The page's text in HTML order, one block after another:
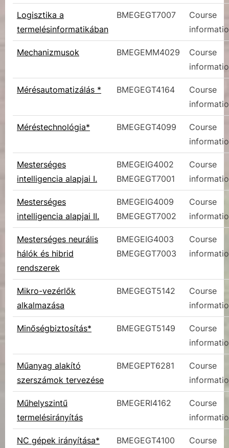
Logisztika a
termelésinformatikában
BMEGEGT7007
Course
Mechanizmusok BMEGEMM4029
Course
Mérésautomatizálás * BMEGEGT4164
Course
Méréstechnológia* BMEGEGT4099
Course
Mesterséges
intelligencia alapjai I.
BMEGEIG4002
BMEGEGT7001
Course
Mesterséges
intelligencia alapjai II.
BMEGEIG4009
BMEGEGT7002
Course
Mesterséges neurális
hálók és hibrid
rendszerek
BMEGEIG4003
BMEGEGT7003
Course
Mikro-vezérlők
alkalmazása
BMEGEGT5142
Course
Minőségbiztosítás* BMEGEGT5149
Course
Műanyag alakító
szerszámok tervezése
BMEGEPT6281
Course
Műhelyszintű
termelésirányítás
BMEGERI4162
Course
NC gépek irányítása* BMEGEGT4100
Course